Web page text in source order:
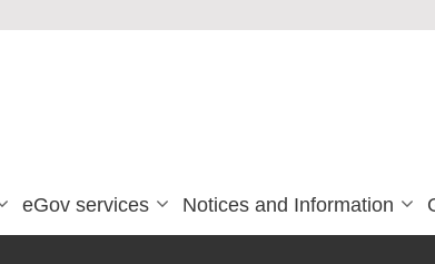
eGov services Notices and Information